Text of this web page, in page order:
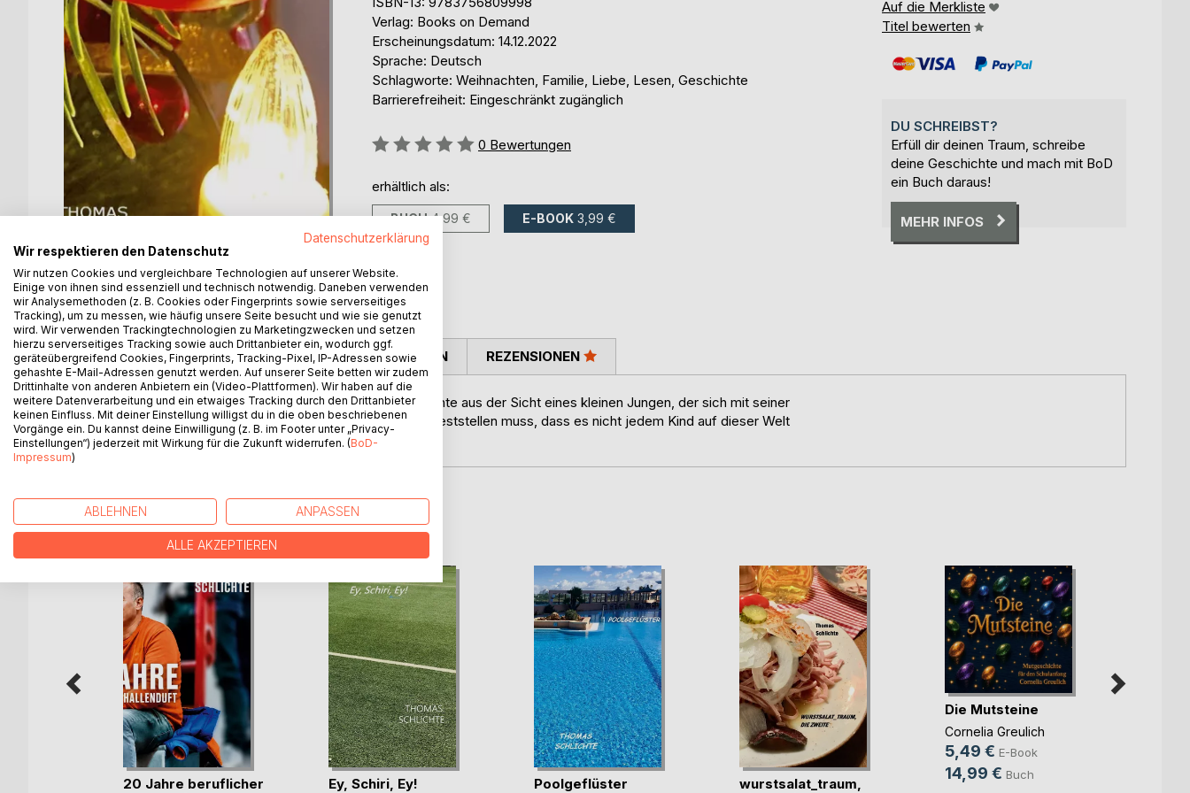
Verlag: Books on Demand
Erscheinungsdatum: 14.12.2022
Sprache: Deutsch
Schlagworte: Weihnachten, Familie, Liebe, Lesen, Geschichte
Barrierefreiheit: Eingeschränkt zugänglich
Bewertung::
0 Bewertungen
erhältlich als:
BUCH 4,99 € E-BOOK 3,99 €
Auf die Merkliste
Titel bewerten
DU SCHREIBST?
Erfüll dir deinen Traum, schreibe
deine Geschichte und mach mit BoD
ein Buch daraus!
MEHR INFOS
BESCHREIBUNG
"Weihnachten kann kommen..." ist eine (Vorlese)Geschichte aus der Sicht eines kleinen Jungen, der sich mit seiner
Familie auf die Weihnachtszeit freut, aber zugleich auch feststellen muss, dass es nicht jedem Kind auf dieser Welt
so gut geht, wie es bei ihm der Fall ist...
AUTOR/IN PRESSESTIMMEN REZENSIONEN
WEITERE TITEL BEIBoD
20 Jahre beruflicher
Ey, Schiri, Ey! Poolgeflüster
wurstsalat_traum,
Die Mutsteine
Cornelia Greulich
5,49 € E-Book
14,99 € Buch
Datenschutzerklärung
Wir respektieren den Datenschutz
Wir nutzen Cookies und vergleichbare Technologien auf unserer Website.
Einige von ihnen sind essenziell und technisch notwendig. Daneben verwenden
wir Analysemethoden (z. B. Cookies oder Fingerprints sowie serverseitiges
Tracking), um zu messen, wie häufig unsere Seite besucht und wie sie genutzt
wird. Wir verwenden Trackingtechnologien zu Marketingzwecken und setzen
hierzu serverseitiges Tracking sowie auch Drittanbieter ein, wodurch ggf.
geräteübergreifend Cookies, Fingerprints, Tracking-Pixel, IP-Adressen sowie
gehashte E-Mail-Adressen genutzt werden. Auf unserer Seite betten wir zudem
Drittinhalte von anderen Anbietern ein (Video-Plattformen). Wir haben auf die
weitere Datenverarbeitung und ein etwaiges Tracking durch den Drittanbieter
keinen Einfluss. Mit deiner Einstellung willigst du in die oben beschriebenen
Vorgänge ein. Du kannst deine Einwilligung (z. B. im Footer unter „Privacy-
Einstellungen“) jederzeit mit Wirkung für die Zukunft widerrufen. (BoD-
Impressum)
ABLEHNEN ANPASSEN
ALLE AKZEPTIEREN